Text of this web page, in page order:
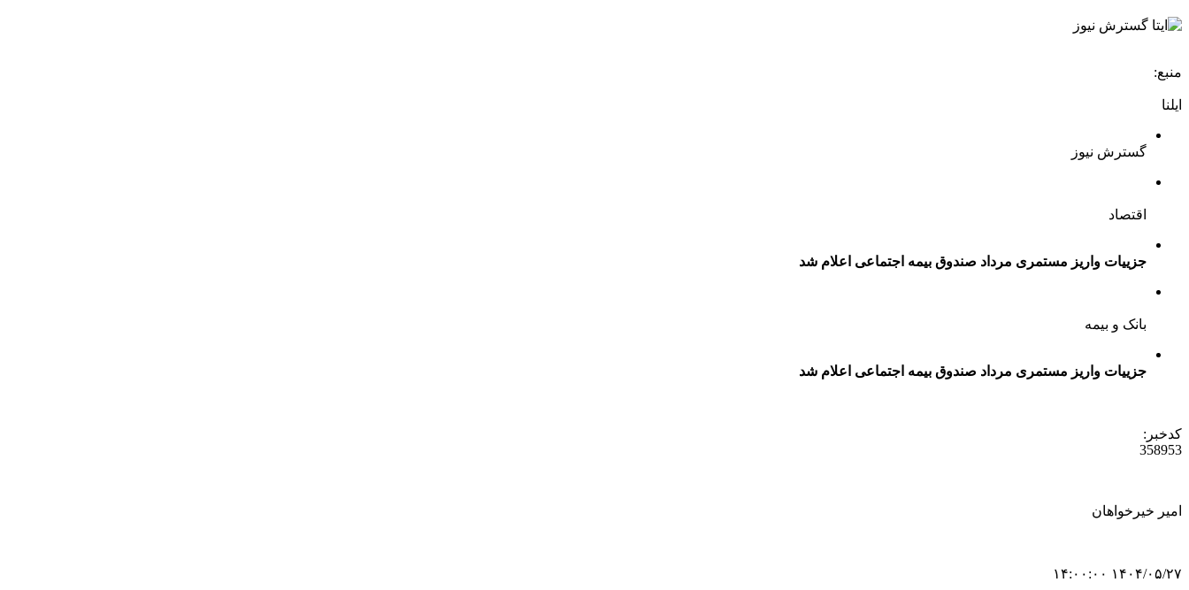
منبع:
ایلنا
گسترش نیوز
اقتصاد
جزییات واریز مستمری مرداد صندوق بیمه اجتماعی اعلام شد
بانک و بیمه
جزییات واریز مستمری مرداد صندوق بیمه اجتماعی اعلام شد
کدخبر:
358953
امیر خیرخواهان
۱۴۰۴/۰۵/۲۷ ۱۴:۰۰:۰۰